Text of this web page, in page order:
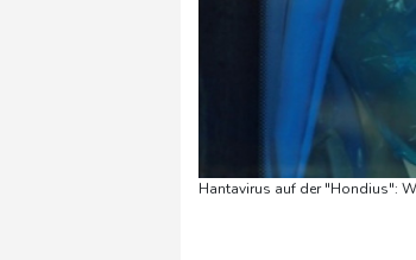
Hantavirus auf der "Hondius":